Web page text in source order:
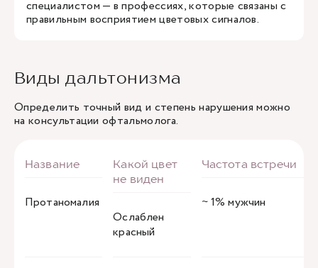
специалистом — в профессиях, которые связаны с
правильным восприятием цветовых сигналов.
Виды дальтонизма
Определить точный вид и степень нарушения можно
на консультации офтальмолога.
Протаномалия
Ослаблен
красный
~ 1% мужчин